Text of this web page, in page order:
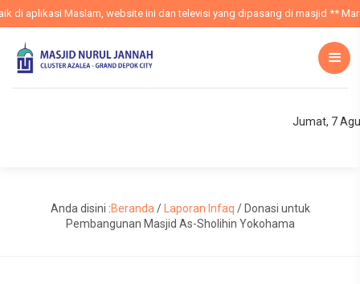
aplikasi Maslam, website ini dan televisi yang dipasang di masjid **
Jumat, 7
Anda disini :Beranda / Laporan Infaq / Donasi untuk
Pembangunan Masjid As-Sholihin Yokohama